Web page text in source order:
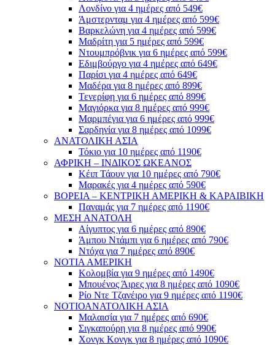
Λονδίνο για 4 ημέρες από 549€
Άμστερνταμ για 4 ημέρες από 599€
Βαρκελώνη για 4 ημέρες από 599€
Μαδρίτη για 5 ημέρες από 599€
Ντουμπρόβνικ για 6 ημέρες από 599€
Εδιμβούργο για 4 ημέρες από 649€
Παρίσι για 4 ημέρες από 649€
Μαδέρα για 8 ημέρες από 899€
Τενερίφη για 6 ημέρες από 899€
Μαγιόρκα για 8 ημέρες από 999€
Μαρμπέγια για 6 ημέρες από 999€
Σαρδηνία για 8 ημέρες από 1099€
ΑΝΑΤΟΛΙΚΗ ΑΣΙΑ
Τόκιο για 10 ημέρες από 1190€
ΑΦΡΙΚΗ – ΙΝΔΙΚΟΣ ΩΚΕΑΝΟΣ
Κέιπ Τάουν για 10 ημέρες από 790€
Μαρακές για 4 ημέρες από 590€
ΒΟΡΕΙΑ – ΚΕΝΤΡΙΚΗ ΑΜΕΡΙΚΗ & ΚΑΡΑΙΒΙΚΗ
Παναμάς για 7 ημέρες από 1190€
ΜΕΣΗ ΑΝΑΤΟΛΗ
Αίγυπτος για 6 ημέρες από 890€
Άμπου Ντάμπι για 6 ημέρες από 790€
Ντόχα για 7 ημέρες από 890€
ΝΟΤΙΑ ΑΜΕΡΙΚΗ
Κολομβία για 9 ημέρες από 1490€
Μπουένος Άιρες για 8 ημέρες από 1090€
Ρίο Ντε Τζανέιρο για 9 ημέρες από 1190€
ΝΟΤΙΟΑΝΑΤΟΛΙΚΗ ΑΣΙΑ
Μαλαισία για 7 ημέρες από 690€
Σιγκαπούρη για 8 ημέρες από 990€
Χονγκ Κονγκ για 8 ημέρες από 1090€